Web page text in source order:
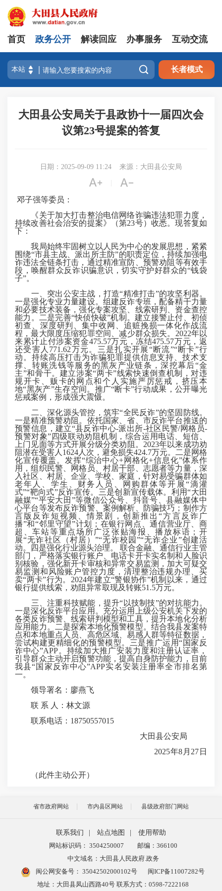
首页 政务公开 解读回应 办事服务 互动交流
 长者模式
大田县公安局关于县政协十一届四次会
议第23号提案的答复
日期：2025-09-09 11:24 来源：大田县公安局
 
邓子强等委员：
《关于加大打击整治电信网络诈骗违法犯罪力度，
持续改善社会治安的提案》（第23号）收悉。现答复如
下：
我局始终牢固树立以人民为中心的发展思想，紧紧
围绕“市县主战、派出所主防”的职责定位， 持续加强电
诈违法全链条打击，通过精准宣防 、预警劝阻等有效手
段， 唤醒群众反诈识骗意识 ，切实守护好群众的“钱袋
子”。
一、突出公安主战，打造“精准打击”的攻坚利器。
一是强化专业力量建设。 组建反诈专班，配备精干力量
和必要技术装备，强化专案攻坚、线索研判、资金查控
能力。
二是完善“快侦快破”机制。 建立接警止付、初侦
初查、深度研判、集中收网、追赃挽损一体化作战流
程，最大限度压缩犯罪空间、减少群众损失。2022年以
来累计止付涉案资金475.57万元，冻结475.57万元，返
还受害人771.62万元。 三是扎实开展“断流”“断卡”行
动。 持续高压打击为诈骗犯罪提供信息支持、技术支
撑、转账洗钱等服务的黑灰产业链条，深挖幕后“金
主”和骨干。建立涉案“两卡”线索快速倒查机制，对违
规开卡、贩卡的网点和个人实施严厉惩戒，挤压本
地“黑灰产”生存空间。推广“断卡”行动成果，公开曝光
惩戒案例，形成强大震慑。
二、深化源头管控，筑牢“全民反诈”的坚固防线。
一是精准预警劝阻。 依托国家、省、市反诈平台推送的
预警信息，建立“县反诈中心-派出所-社区民警/网格员-
预警对象”四级联动劝阻机制，综合运用电话、短信、
上门见面等方式开展分级分类劝阻。2023年以来成功劝
阻潜在受害人1624人次，避免损失424.7万元。
二是网格
化宣传覆盖。 发挥“综治中心+网格化+信息化”体系作
用，组织民警、网格员、村居干部、志愿者等力量，深
入社区、村居、企业、学校、家庭，针对易受骗群体如
老年人、学生、财务人员、网购群体等开展“滴灌
式”“靶向式”反诈宣传。 三是创新宣传载体。 利用“大田
融媒”“平安大田”等微信公众号、抖音号、县融媒体中
心平台等发布反诈预警、案例解析、防骗技巧；制作方
言版反诈短视频、情景剧，创新推出“方言反诈广
播”和“邻里守望”计划；在银行网点、通信营业厅、商
超、车站等重点场所广泛张贴海报、播放标语；开
展“无诈社区（村居）”“无诈校园”“无诈企业”创建活
动。
四是强化行业源头治理。
联合金融、通信行业主管
部门，严格落实银行账户、电话卡开卡实名制和人脸识
别核验，强化新开卡审核和异常交易监测，加大可疑交
易监测和风险账户管控力度，清理整治违规办理、买
卖“两卡”行为。2024年建立“警银协作”机制以来，通过
银行提供线索，劝阻异常取现及转账51.5万元。
三、注重科技赋能，提升“以技制技”的对抗能力。
一是深化反诈平台应用。 充分运用上级公安机关下发的
各类反诈预警、线索研判模型和工具，提升本地化分析
应用能力。
二是探索本地化预警模型。 结合我县发案特
点和本地重点人员、高危区域、易感人群等特征数据，
尝试构建更精细化的预警模型。 三是推广运用“国家反
诈中心”APP。 持续加大推广安装力度和注册认证率，
引导群众主动开启预警功能，提高自身防护能力，目前
我县“国家反诈中心”APP实名安装注册率全市排名第
一。
领导署名：廖燕飞
联 系 人：林文源
联系电话：18750557015
大田县公安局
2025年8月27日
（此件主动公开）
省市政府网站 市内县区网站 县级政府部门网站
联系我们 站点地图
使用帮助
网站标识码： 3504250007
邮编：366100
中文域名：大田县人民政府.政务
闽公网安备号： 35042502000102号
闽ICP备11007282号
地址：大田县凤山西路40号 联系方式：0598-7222168